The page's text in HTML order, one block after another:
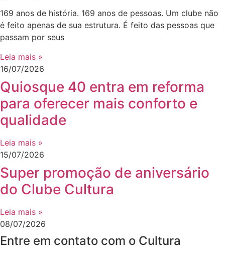
169 anos de história. 169 anos de pessoas. Um clube não
é feito apenas de sua estrutura. É feito das pessoas que
passam por seus
Leia mais »
16/07/2026
Quiosque 40 entra em reforma
para oferecer mais conforto e
qualidade
Leia mais »
15/07/2026
Super promoção de aniversário
do Clube Cultura
Leia mais »
08/07/2026
Entre em contato com o Cultura